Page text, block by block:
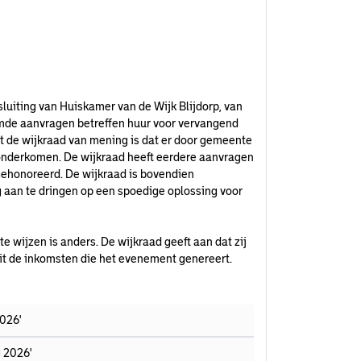
van Huiskamer van de Wijk Blijdorp, van
aanvragen betreffen huur voor vervangend
wijkraad van mening is dat er door gemeente
De wijkraad heeft eerdere aanvragen
De wijkraad is bovendien
te dringen op een spoedige oplossing voor
wijzen is anders. De wijkraad geeft aan dat zij
inkomsten die het evenement genereert.
2026'